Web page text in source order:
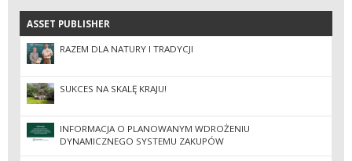
ASSET PUBLISHER
ASSET PUBLISHER
RAZEM DLA NATURY I TRADYCJI
SUKCES NA SKALĘ KRAJU!
INFORMACJA O PLANOWANYM WDROŻENIU
DYNAMICZNEGO SYSTEMU ZAKUPÓW